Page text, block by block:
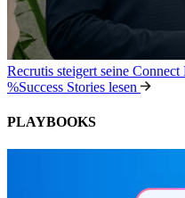
Recrutis steigert seine
%Success Stories lesen
PLAYBOOKS